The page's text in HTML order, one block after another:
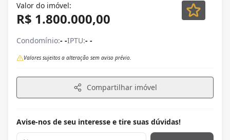
Valor do imóvel:
R$ 1.800.000,00
Condomínio:- -IPTU:- -
Valores sujeitos a alteração sem aviso prévio.
Compartilhar imóvel
Avise-nos de seu interesse e tire suas dúvidas!